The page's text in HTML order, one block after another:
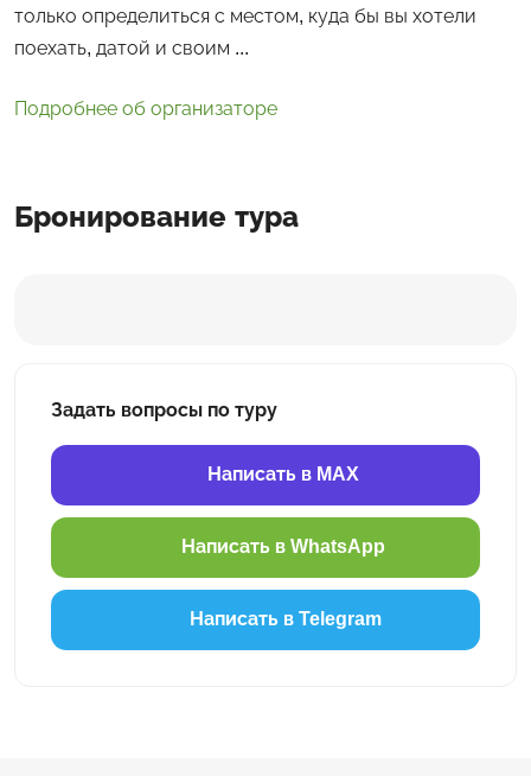
только определиться с местом, куда бы вы хотели
поехать, датой и своим ...
Подробнее об организаторе
Бронирование тура
Задать вопросы по туру
Написать в MAX
Написать в WhatsApp
Написать в Telegram